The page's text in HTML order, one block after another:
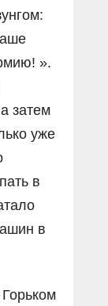
».
затем
уже
в
в
Горьком